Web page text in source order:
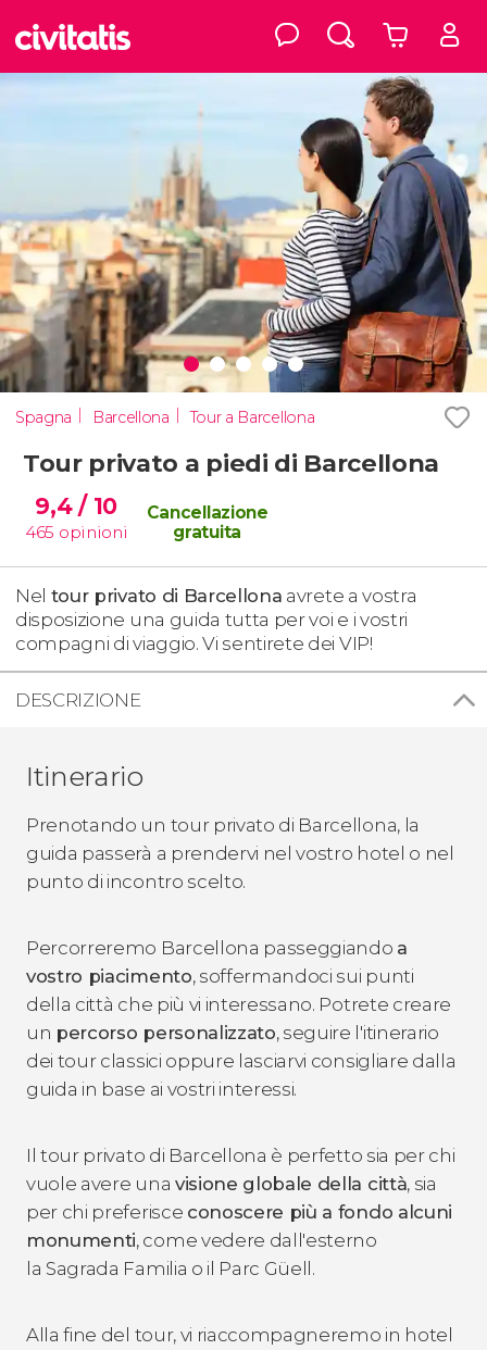
Spagna Barcellona Tour a Barcellona
Tour privato a piedi di Barcellona
9,4/ 10
465 opinioni
Cancellazione
gratuita
Nel tour privato di Barcellona avrete a vostra
disposizione una guida tutta per voi e i vostri
compagni di viaggio. Vi sentirete dei VIP!
DESCRIZIONE
Itinerario
Prenotando un tour privato di Barcellona, la
guida passerà a prendervi nel vostro hotel o nel
punto di incontro scelto.
Percorreremo Barcellona passeggiando a
vostro piacimento, soffermandoci sui punti
della città che più vi interessano. Potrete creare
un percorso personalizzato, seguire l'itinerario
dei tour classici oppure lasciarvi consigliare dalla
guida in base ai vostri interessi.
Il tour privato di Barcellona è perfetto sia per chi
vuole avere una visione globale della città, sia
per chi preferisce conoscere più a fondo alcuni
monumenti, come vedere dall'esterno
la Sagrada Familia o il Parc Güell.
Alla fine del tour, vi riaccompagneremo in hotel